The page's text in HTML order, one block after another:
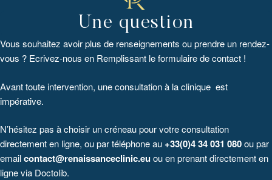
Une question
Vous souhaitez avoir plus de renseignements ou prendre un rendez-
vous ? Ecrivez-nous en Remplissant le formulaire de contact !
Avant toute intervention, une consultation à la clinique est
impérative.
N’hésitez pas à choisir un créneau pour votre consultation
directement en ligne, ou par téléphone au+33(0)4 34 031 080ou par
emailcontact@renaissanceclinic.euou en prenant directement en
ligne via Doctolib.